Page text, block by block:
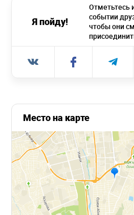
Я пойду!
Отметьтесь
событии
чтобы они
Место на карте